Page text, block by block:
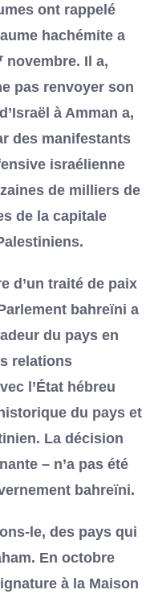
ont rappelé
hachémite a
novembre. Il a,
pas renvoyer son
à Amman a,
des manifestants
israélienne
de milliers de
de la capitale
d’un traité de paix
bahreïni a
du pays en
relations
l’État hébreu
du pays et
La décision
– n’a pas été
bahreïni.
le, des pays qui
En octobre
à la Maison